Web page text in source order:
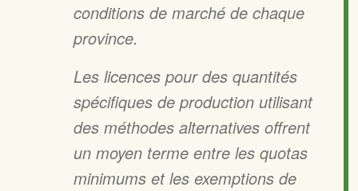
conditions de marché de chaque
province.
Les licences pour des quantités
spécifiques de production utilisant
des méthodes alternatives offrent
un moyen terme entre les quotas
minimums et les exemptions de